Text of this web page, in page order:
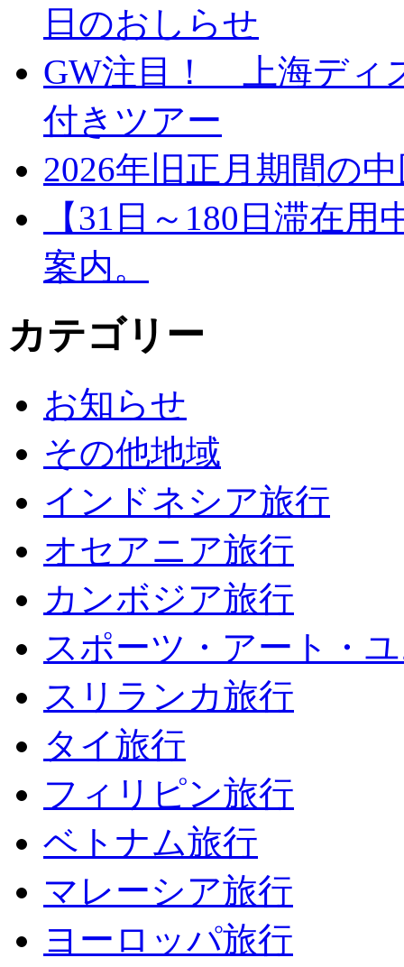
日のおしらせ
GW注目！ 上海ディ
付きツアー
2026年旧正月期間の
【31日～180日滞在
案内。
カテゴリー
お知らせ
その他地域
インドネシア旅行
オセアニア旅行
カンボジア旅行
スポーツ・アート・
スリランカ旅行
タイ旅行
フィリピン旅行
ベトナム旅行
マレーシア旅行
ヨーロッパ旅行